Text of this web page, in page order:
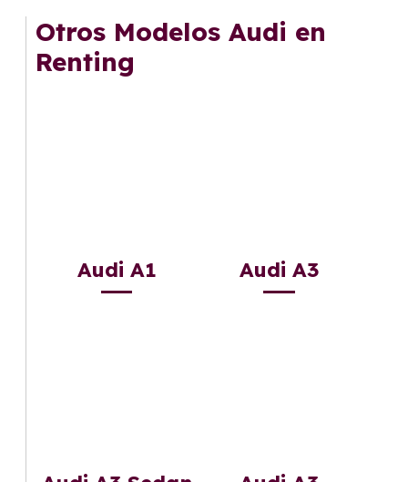
gusta cambiar de coche cada pocos años.
Otros Modelos Audi en
Renting
Audi A1 Audi A3